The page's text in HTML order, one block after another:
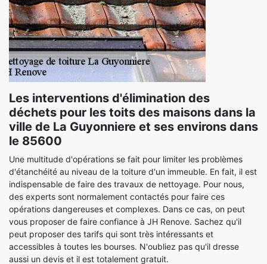
Les interventions d'élimination des
déchets pour les toits des maisons dans la
ville de La Guyonniere et ses environs dans
le 85600
Une multitude d'opérations se fait pour limiter les problèmes
d'étanchéité au niveau de la toiture d'un immeuble. En fait, il est
indispensable de faire des travaux de nettoyage. Pour nous,
des experts sont normalement contactés pour faire ces
opérations dangereuses et complexes. Dans ce cas, on peut
vous proposer de faire confiance à JH Renove. Sachez qu'il
peut proposer des tarifs qui sont très intéressants et
accessibles à toutes les bourses. N'oubliez pas qu'il dresse
aussi un devis et il est totalement gratuit.